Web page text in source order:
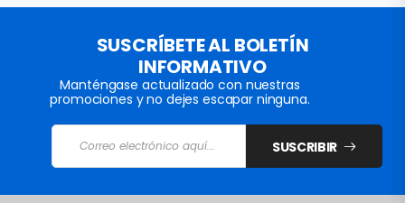
SUSCRÍBETE AL BOLETÍN
INFORMATIVO
Manténgase actualizado con nuestras
promociones y no dejes escapar ninguna.
SUSCRIBIR